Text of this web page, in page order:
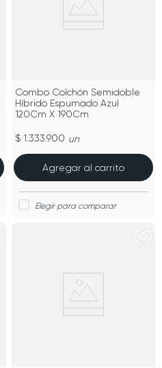
Combo Colchón Semidoble
Híbrido Espumado Azul
120Cm X 190Cm
$ 1.333.900 un
Agregar al carrito